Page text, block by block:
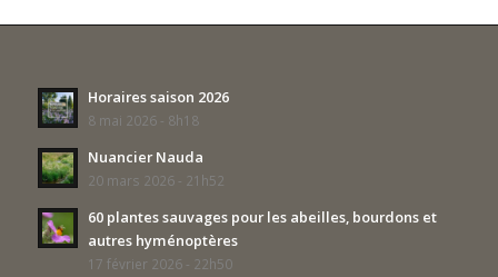
Horaires saison 2026
8 mai 2026 - 8h18
Nuancier Nauda
20 mars 2026 - 21h52
60 plantes sauvages pour les abeilles, bourdons et
autres hyménoptères
17 février 2026 - 22h50